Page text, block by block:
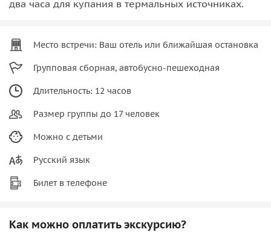
два часа для купания в термальных источниках.
Место встречи: Ваш отель или ближайшая остановка
Групповая сборная, автобусно-пешеходная
Длительность: 12 часов
Размер группы до 17 человек
Можно с детьми
Русский язык
Билет в телефоне
Как можно оплатить экскурсию?